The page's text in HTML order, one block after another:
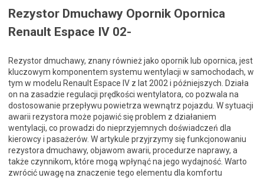
Rezystor Dmuchawy Opornik Opornica
Renault Espace IV 02-
Rezystor dmuchawy, znany również jako opornik lub opornica, jest
kluczowym komponentem systemu wentylacji w samochodach, w
tym w modelu Renault Espace IV z lat 2002 i późniejszych. Działa
on na zasadzie regulacji prędkości wentylatora, co pozwala na
dostosowanie przepływu powietrza wewnątrz pojazdu. W sytuacji
awarii rezystora może pojawić się problem z działaniem
wentylacji, co prowadzi do nieprzyjemnych doświadczeń dla
kierowcy i pasażerów. W artykule przyjrzymy się funkcjonowaniu
rezystora dmuchawy, objawom awarii, procedurze naprawy, a
także czynnikom, które mogą wpłynąć na jego wydajność. Warto
zwrócić uwagę na znaczenie tego elementu dla komfortu